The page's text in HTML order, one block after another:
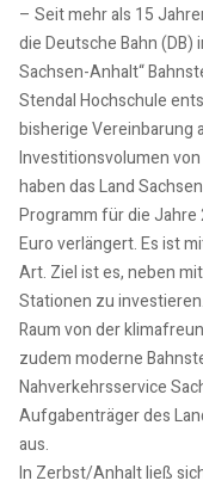
– Seit mehr als 15
die Deutsche Bahn (DB)
Sachsen-Anhalt“
Stendal Hochschule
bisherige Vereinbarung
Investitionsvolumen
haben das Land
Programm für die
Euro verlängert. Es ist
Art. Ziel ist es, neben
Stationen zu
Raum von der
zudem moderne
Nahverkehrsservice
Aufgabenträger des
aus.
In Zerbst/Anhalt ließ